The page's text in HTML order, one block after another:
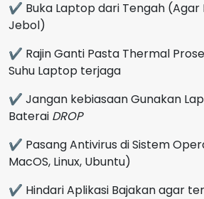
✔ Buka Laptop dari Tengah (Agar
Jebol)
✔ Rajin Ganti Pasta Thermal
Suhu Laptop terjaga
✔ Jangan kebiasaan Gunakan
Baterai DROP
✔ Pasang Antivirus di Sistem
MacOS, Linux, Ubuntu)
✔ Hindari Aplikasi Bajakan agar